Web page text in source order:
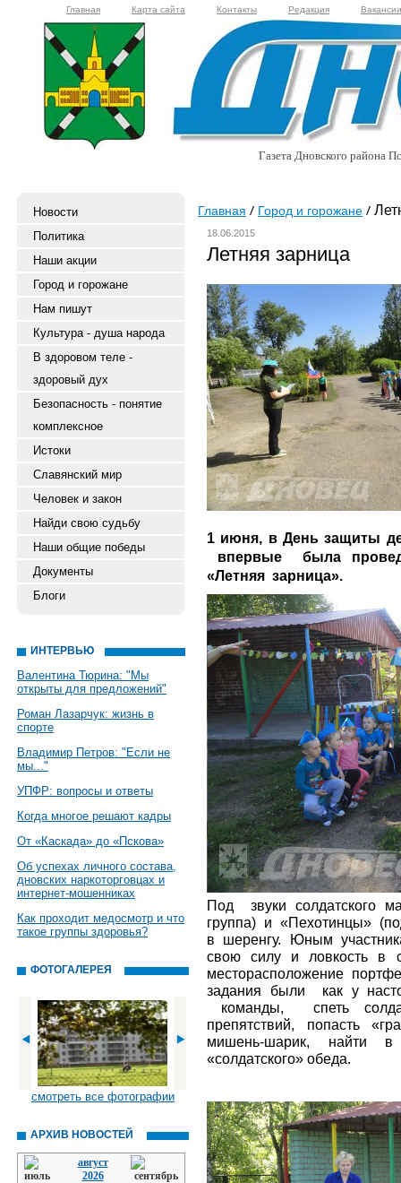
Главная Карта сайта Контакты Редакция Вакансии
Газета Дновского района
Новости
Политика
Наши акции
Город и горожане
Нам пишут
Культура - душа народа
В здоровом теле -
здоровый дух
Безопасность - понятие
комплексное
Истоки
Славянский мир
Человек и закон
Найди свою судьбу
Наши общие победы
Документы
Блоги
ИНТЕРВЬЮ
Валентина Тюрина: "Мы
открыты для предложений"
Роман Лазарчук: жизнь в
спорте
Владимир Петров: "Если не
мы..."
УПФР: вопросы и ответы
Когда многое решают кадры
От «Каскада» до «Пскова»
Об успехах личного состава,
дновских наркоторговцах и
интернет-мошенниках
Как проходит медосмотр и что
такое группы здоровья?
ФОТОГАЛЕРЕЯ
смотреть все фотографии
АРХИВ НОВОСТЕЙ
август
2026
Главная Город и горожане
18.06.2015
Летняя зарница
1 июня, в День защиты
впервые была
«Летняя зарница».
Под звуки солдатского
группа) и «Пехотинцы»
в шеренгу. Юным
свою силу и ловкость в
месторасположение
задания были как у
команды, спеть
препятствий, попасть
мишень-шарик, найти в
«солдатского» обеда.